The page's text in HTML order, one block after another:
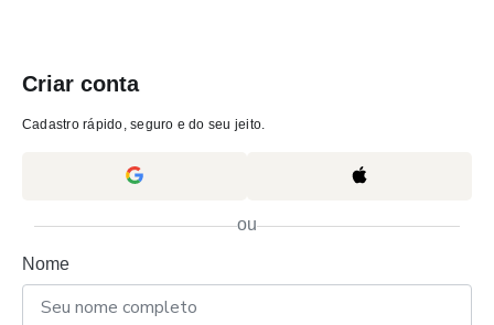
Criar conta
Cadastro rápido, seguro e do seu jeito.
ou
Nome